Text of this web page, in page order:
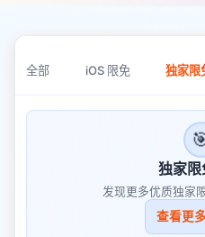
全部 iOS 限免 独家限
独家
发现更多优质独家
查看更